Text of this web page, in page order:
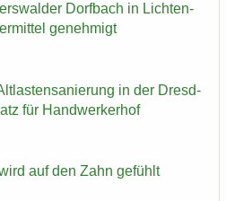
Dorf­bach in Lich­ten­
ge­neh­migt
in der Dresd­
für Hand­wer­ker­hof
auf den Zahn ge­fühlt